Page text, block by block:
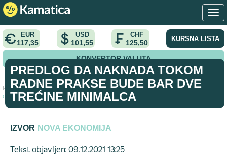
EUR
117,35
USD
101,55
CHF
125,50 KURSNA LISTA
KONVERTOR VALUTA
Početna > vest >
Predlog da naknada tokom radne prakse bude bar
dve trećine minimalca
PREDLOG DA NAKNADA TOKOM
RADNE PRAKSE BUDE BAR DVE
TREĆINE MINIMALCA
IZVOR NOVA EKONOMIJA
Tekst objavljen: 09.12.2021 13:25